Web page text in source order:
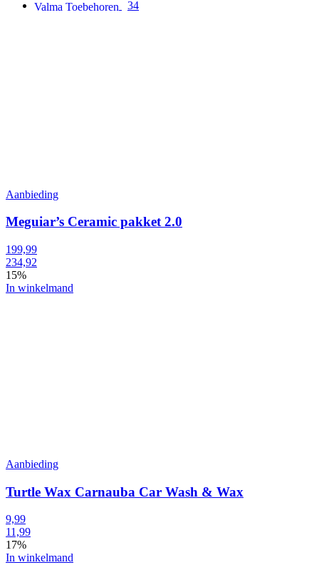
Valma Toebehoren
34
Aanbieding
Meguiar’s Ceramic pakket 2.0
199,99
234,92
15%
In winkelmand
Aanbieding
Turtle Wax Carnauba Car Wash & Wax
9,99
11,99
17%
In winkelmand